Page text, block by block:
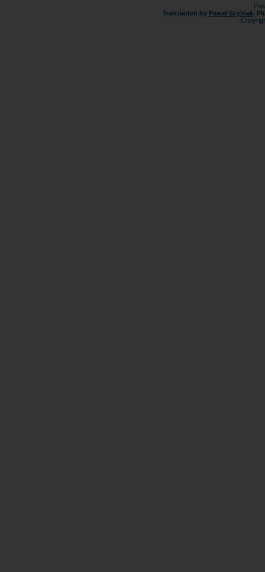
Translation by Paweł Szybiak.